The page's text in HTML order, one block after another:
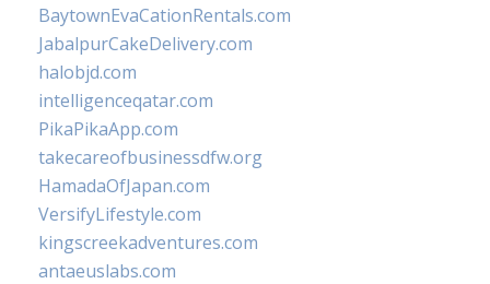
BaytownEvaCationRentals.com
JabalpurCakeDelivery.com
halobjd.com
intelligenceqatar.com
PikaPikaApp.com
takecareofbusinessdfw.org
HamadaOfJapan.com
VersifyLifestyle.com
kingscreekadventures.com
antaeuslabs.com